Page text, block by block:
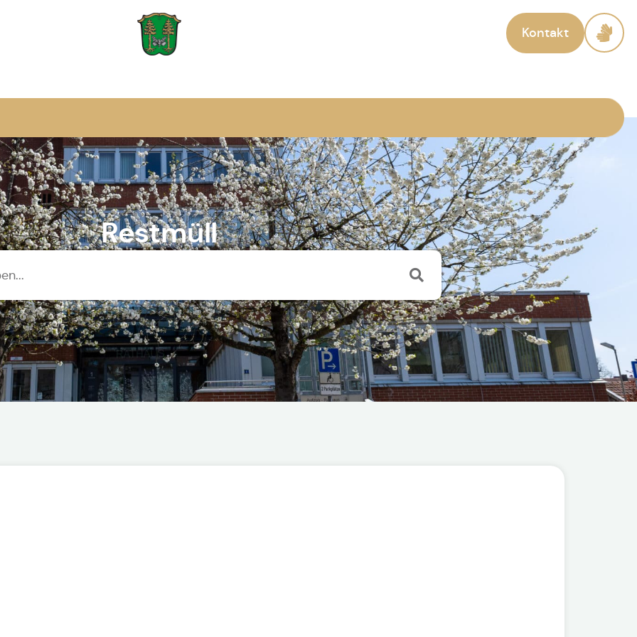
Kontakt
Restmüll